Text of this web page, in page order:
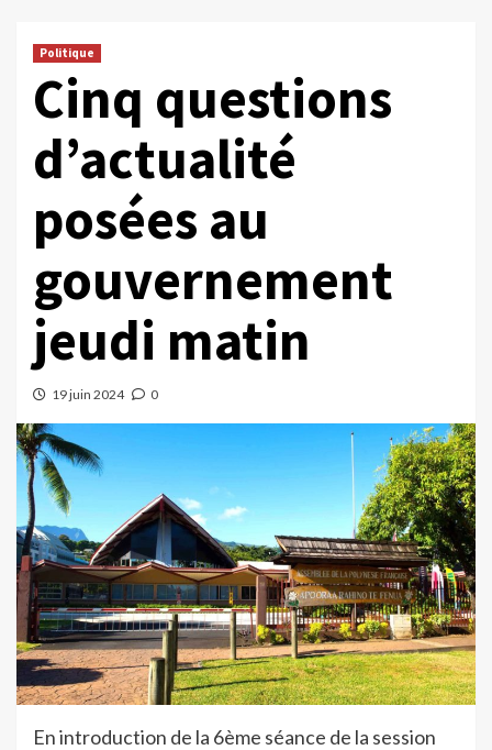
Politique
Cinq questions
d’actualité
posées au
gouvernement
jeudi matin
19 juin 2024 0
En introduction de la 6ème séance de la session